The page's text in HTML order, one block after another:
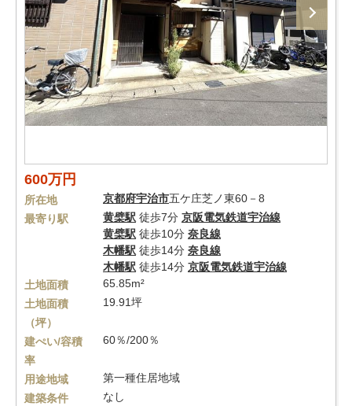
600万円
所在地 京都府宇治市五ケ庄芝ノ東60－8
最寄り駅
黄檗駅 徒歩7分 京阪電気鉄道宇治線
黄檗駅 徒歩10分 奈良線
木幡駅 徒歩14分 奈良線
木幡駅 徒歩14分 京阪電気鉄道宇治線
土地面積
65.85m²
土地面積
（坪）
19.91坪
建ぺい/容積
率
60％/200％
用途地域
第一種住居地域
建築条件
なし